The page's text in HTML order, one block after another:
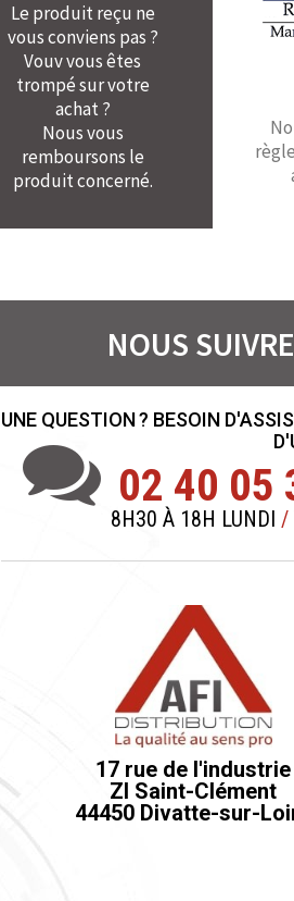
Le produit reçu ne
vous conviens pas ?
Vouv vous êtes
trompé sur votre
achat ?
Nous vous
remboursons le
produit concerné.
NOUS SUIVRE
UNE QUESTION ? BESOIN
02 40 05
8H30 À 18H LUNDI /
17 rue de l'industrie
ZI Saint-Clément
44450 Divatte-sur-